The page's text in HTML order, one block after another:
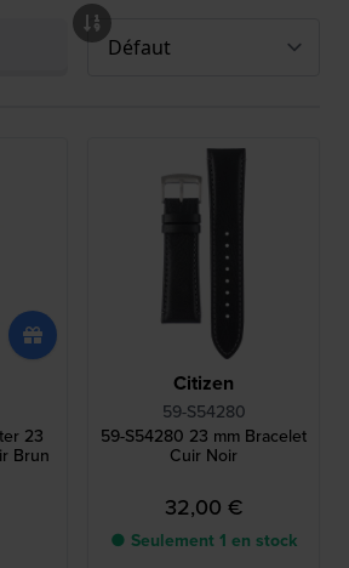
23
Brun
Citizen
59-S54280
59-S54280 23 mm Bracelet
Cuir Noir
32,00 €
● Seulement 1 en stock